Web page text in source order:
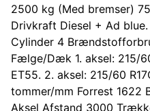
2500 kg (Med bremser)
Drivkraft Diesel + Ad
Cylinder 4
Fælge/Dæk 1. aksel: 215/
ET55. 2. aksel: 215/60
tommer/mm Forrest 1622
Aksel Afstand 3000